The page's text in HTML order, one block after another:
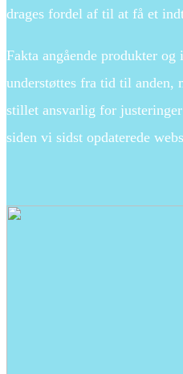
drages fordel af til at få et
Fakta angående produkter
understøttes fra tid til anden,
stillet ansvarlig for
siden vi sidst opdaterede